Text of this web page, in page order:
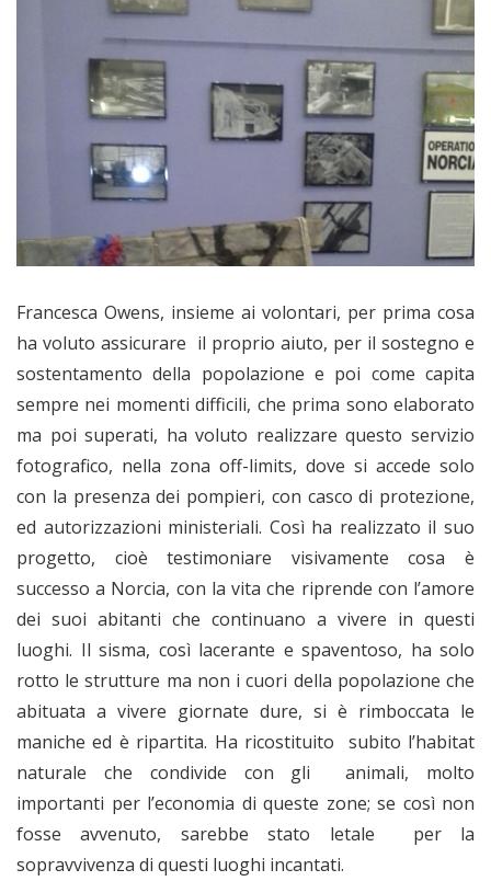
Francesca Owens, insieme ai volontari, per prima cosa
ha voluto assicurare il proprio aiuto, per il sostegno e
sostentamento della popolazione e poi come capita
sempre nei momenti difficili, che prima sono elaborato
ma poi superati, ha voluto realizzare questo servizio
fotografico, nella zona off-limits, dove si accede solo
con la presenza dei pompieri, con casco di protezione,
ed autorizzazioni ministeriali. Così ha realizzato il suo
progetto, cioè testimoniare visivamente cosa è
successo a Norcia, con la vita che riprende con l’amore
dei suoi abitanti che continuano a vivere in questi
luoghi. Il sisma, così lacerante e spaventoso, ha solo
rotto le strutture ma non i cuori della popolazione che
abituata a vivere giornate dure, si è rimboccata le
maniche ed è ripartita. Ha ricostituito subito l’habitat
naturale che condivide con gli animali, molto
importanti per l’economia di queste zone; se così non
fosse avvenuto, sarebbe stato letale per la
sopravvivenza di questi luoghi incantati.